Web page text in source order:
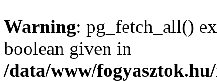
Warning: pg_fetch_all()
boolean given in
/data/www/